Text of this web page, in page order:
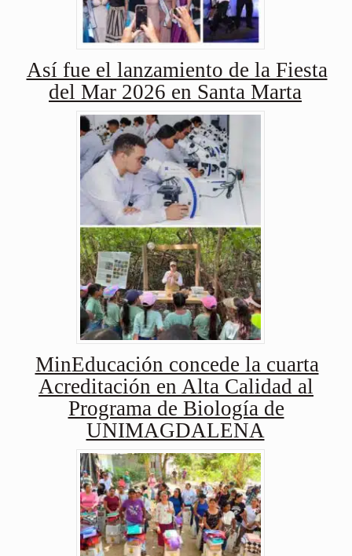
Así fue el lanzamiento de la Fiesta
del Mar 2026 en Santa Marta
MinEducación concede la cuarta
Acreditación en Alta Calidad al
Programa de Biología de
UNIMAGDALENA